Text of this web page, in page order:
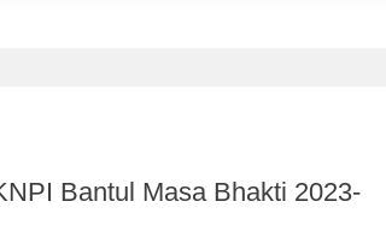
Bantul Masa Bhakti 2023-